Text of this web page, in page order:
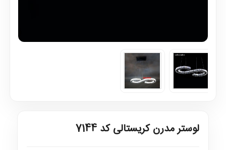
لوستر مدرن کریستالی کد 7144